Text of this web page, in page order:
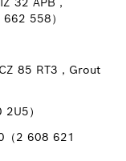
558）
85 RT3，Grout
）
（2 608 621